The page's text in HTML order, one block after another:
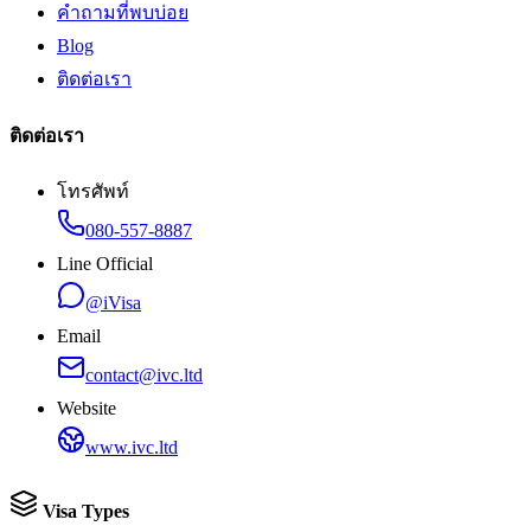
คำถามที่พบบ่อย
Blog
ติดต่อเรา
ติดต่อเรา
โทรศัพท์
080-557-8887
Line Official
@iVisa
Email
contact@ivc.ltd
Website
www.ivc.ltd
Visa Types